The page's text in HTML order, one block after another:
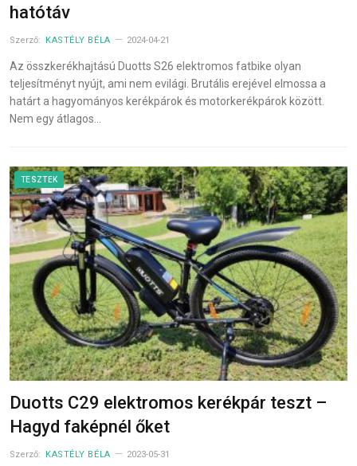
hatótáv
Szerző: KASTÉLY BÉLA 2024-04-21
Az összkerékhajtású Duotts S26 elektromos fatbike olyan
teljesítményt nyújt, ami nem evilági. Brutális erejével elmossa a
határt a hagyományos kerékpárok és motorkerékpárok között.
Nem egy átlagos…
TESZTEK
Duotts C29 elektromos kerékpár teszt –
Hagyd faképnél őket
Szerző: KASTÉLY BÉLA 2023-05-31